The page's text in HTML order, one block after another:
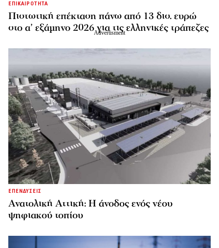
ΕΠΙΚΑΙΡΟΤΗΤΑ
Πιστωτική επέκταση πάνω από 13 δισ. ευρώ
στο α’ εξάμηνο 2026 για τις ελληνικές τράπεζες
ΕΠΕΝΔΥΣΕΙΣ
Ανατολική Αττική: Η άνοδος ενός νέου
ψηφιακού τοπίου